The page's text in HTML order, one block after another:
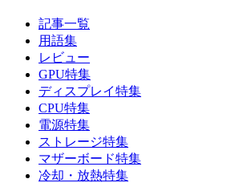
記事一覧
用語集
レビュー
GPU特集
ディスプレイ特集
CPU特集
電源特集
ストレージ特集
マザーボード特集
冷却・放熱特集